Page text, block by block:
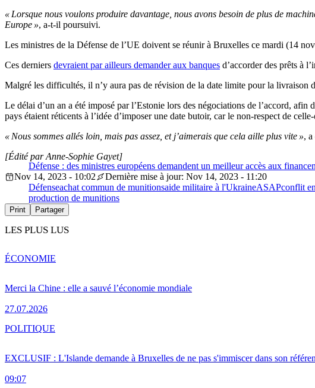
« Lorsque nous voulons produire davantage, nous avons besoin de plus de
Europe », a-t-il poursuivi.
Les ministres de la Défense de l’UE doivent se réunir à Bruxelles ce mardi (14
Ces derniers devraient par ailleurs demander aux banques d’accorder des prêts à
Malgré les difficultés, il n’y aura pas de révision de la date limite pour la livraison
Le délai d’un an a été imposé par l’Estonie lors des négociations de l’accord,
pays étaient réticents à l’idée d’imposer une date butoir, car le non-respect de
« Nous sommes allés loin, mais pas assez, et j’aimerais que cela aille plus vite »,
Défense : des ministres européens demandent un meilleur accès aux
[Édité par Anne-Sophie Gayet]
Nov 14, 2023 - 10:02
Dernière mise à jour: Nov 14, 2023 - 11:20
Défenseachat commun de munitionsaide militaire à l'UkraineASAPconflit
production de munitions
Print Partager
LES PLUS LUS
Merci la Chine : elle a sauvé l’économie mondiale
27.07.2026
ÉCONOMIE
EXCLUSIF : L'Islande demande à Bruxelles de ne pas s'immiscer dans son
09:07
POLITIQUE